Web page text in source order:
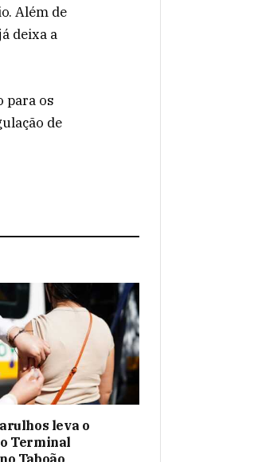
Além de
deixa a
para os
de
leva o
Terminal